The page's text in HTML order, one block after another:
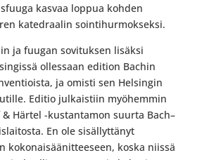
kasvaa loppua kohden
katedraalin sointihurmokseksi.
ja fuugan sovituksen lisäksi
ollessaan edition Bachin
ja omisti sen Helsingin
Editio julkaistiin myöhemmin
Härtel -kustantamon suurta Bach–
En ole sisällyttänyt
kokonaisäänitteeseen, koska niissä